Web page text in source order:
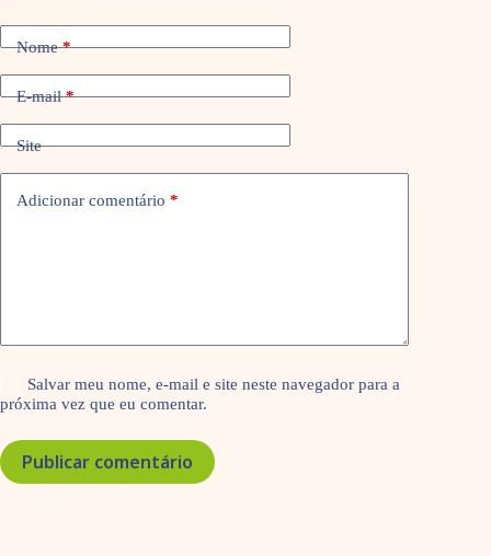
Nome*
E-mail*
Site
Adicionar comentário *
Salvar meu nome, e-mail e site neste navegador para a
próxima vez que eu comentar.
Publicar comentário